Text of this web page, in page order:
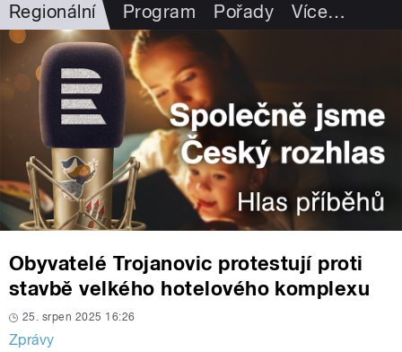
Regionální Program Pořady Více…
Obyvatelé Trojanovic protestují proti
stavbě velkého hotelového komplexu
25. srpen 2025 16:26
Zprávy